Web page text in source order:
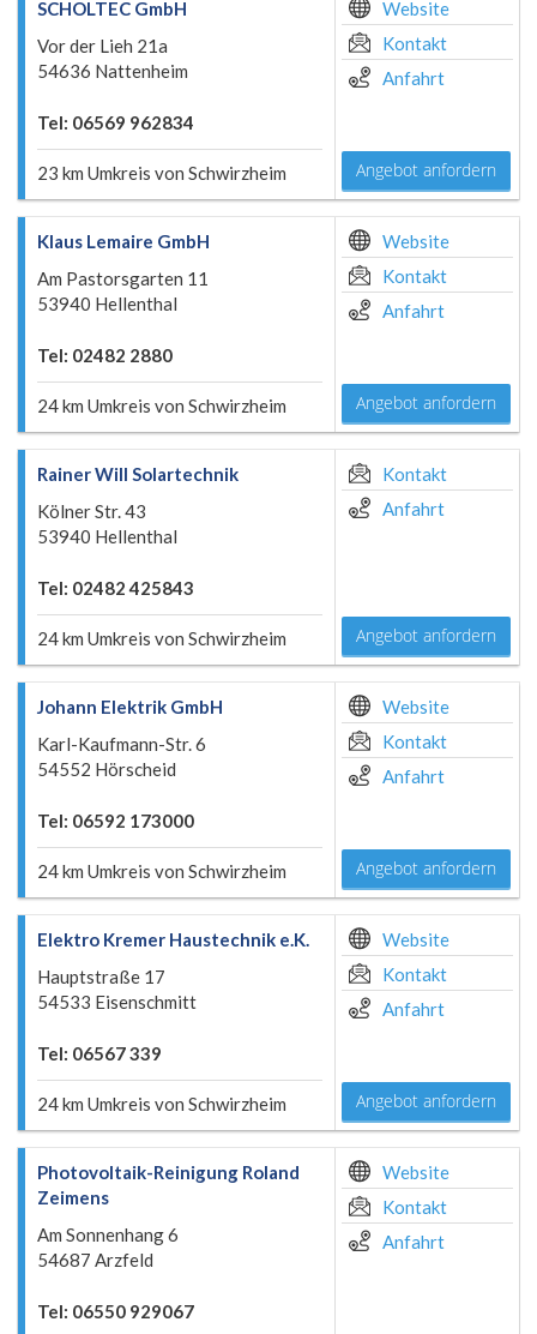
SCHOLTEC GmbH
Vor der Lieh 21a
54636 Nattenheim
Tel: 06569 962834
23 km Umkreis von Schwirzheim
Website
Kontakt
Anfahrt
Angebot anfordern
Klaus Lemaire GmbH
Am Pastorsgarten 11
53940 Hellenthal
Tel: 02482 2880
24 km Umkreis von Schwirzheim
Website
Kontakt
Anfahrt
Angebot anfordern
Rainer Will Solartechnik
Kölner Str. 43
53940 Hellenthal
Tel: 02482 425843
24 km Umkreis von Schwirzheim
Kontakt
Anfahrt
Angebot anfordern
Johann Elektrik GmbH
Karl-Kaufmann-Str. 6
54552 Hörscheid
Tel: 06592 173000
24 km Umkreis von Schwirzheim
Website
Kontakt
Anfahrt
Angebot anfordern
Elektro Kremer Haustechnik e.K.
Hauptstraße 17
54533 Eisenschmitt
Tel: 06567 339
24 km Umkreis von Schwirzheim
Website
Kontakt
Anfahrt
Angebot anfordern
Photovoltaik-Reinigung Roland
Zeimens
Am Sonnenhang 6
54687 Arzfeld
Tel: 06550 929067
Website
Kontakt
Anfahrt